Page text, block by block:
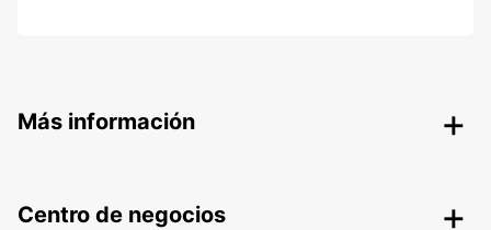
Más información
Centro de negocios